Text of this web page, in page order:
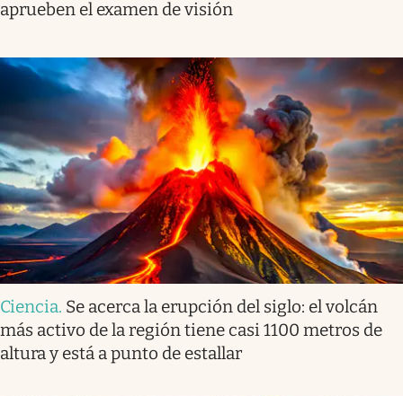
aprueben el examen de visión
Ciencia. Se acerca la erupción del siglo: el volcán
más activo de la región tiene casi 1100 metros de
altura y está a punto de estallar